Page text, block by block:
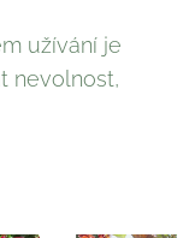
užívání je
nevolnost,